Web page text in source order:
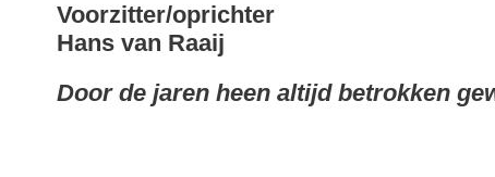
Voorzitter/oprichter
Hans van Raaij
Door de jaren heen altijd betrokken